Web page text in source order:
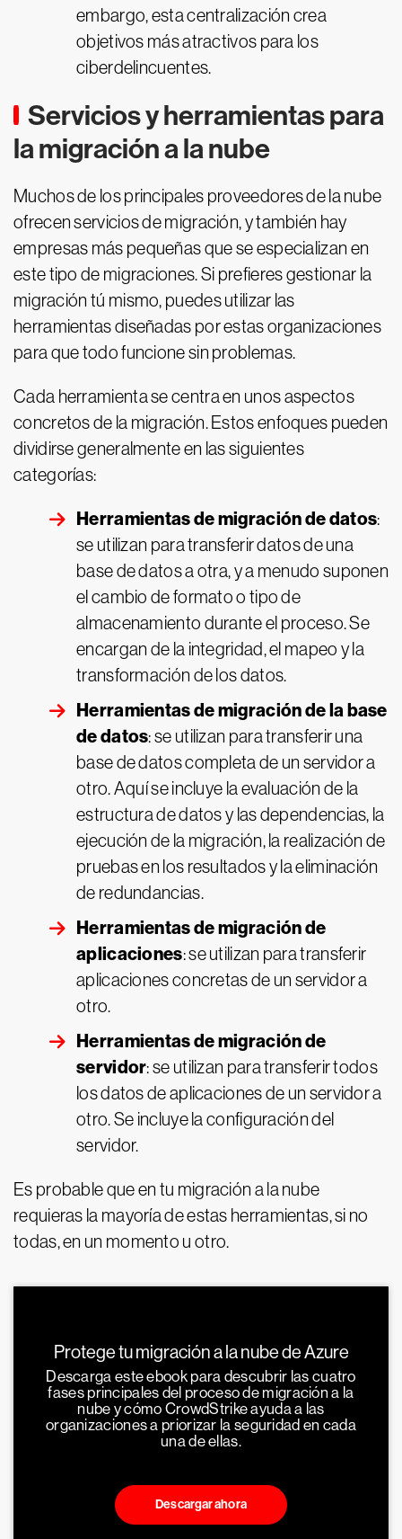
embargo, esta centralización crea
objetivos más atractivos para los
ciberdelincuentes.
Servicios y herramientas para
la migración a la nube
Muchos de los principales proveedores de la nube
ofrecen servicios de migración, y también hay
empresas más pequeñas que se especializan en
este tipo de migraciones. Si prefieres gestionar la
migración tú mismo, puedes utilizar las
herramientas diseñadas por estas organizaciones
para que todo funcione sin problemas.
Cada herramienta se centra en unos aspectos
concretos de la migración. Estos enfoques pueden
dividirse generalmente en las siguientes
categorías:
Herramientas de migración de datos:
se utilizan para transferir datos de una
base de datos a otra, y a menudo suponen
el cambio de formato o tipo de
almacenamiento durante el proceso. Se
encargan de la integridad, el mapeo y la
transformación de los datos.
Herramientas de migración de la base
de datos: se utilizan para transferir una
base de datos completa de un servidor a
otro. Aquí se incluye la evaluación de la
estructura de datos y las dependencias, la
ejecución de la migración, la realización de
pruebas en los resultados y la eliminación
de redundancias.
Herramientas de migración de
aplicaciones: se utilizan para transferir
aplicaciones concretas de un servidor a
otro.
Herramientas de migración de
servidor: se utilizan para transferir todos
los datos de aplicaciones de un servidor a
otro. Se incluye la configuración del
servidor.
Es probable que en tu migración a la nube
requieras la mayoría de estas herramientas, si no
todas, en un momento u otro.
Protege tu migración a la nube de Azure
Descarga este ebook para descubrir las cuatro
fases principales del proceso de migración a la
nube y cómo CrowdStrike ayuda a las
organizaciones a priorizar la seguridad en cada
una de ellas.
Descargar ahora